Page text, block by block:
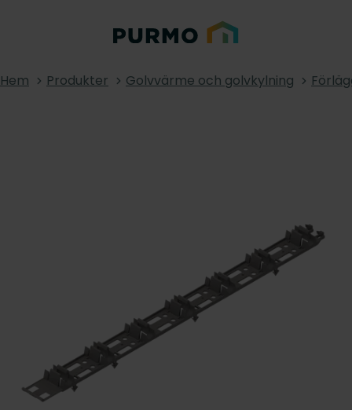
Hem Produkter Golvvärme och golvkylning